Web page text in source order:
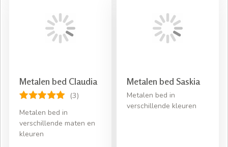
Metalen bed Claudia
(3)
Metalen bed in
verschillende maten en
kleuren
Metalen bed Saskia
Metalen bed in
verschillende kleuren